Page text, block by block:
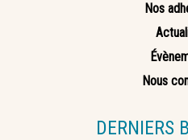
Nos
Nous
DERNIERS